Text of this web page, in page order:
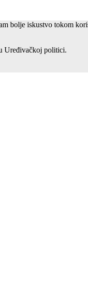
bolje iskustvo tokom
Uređivačkoj politici.